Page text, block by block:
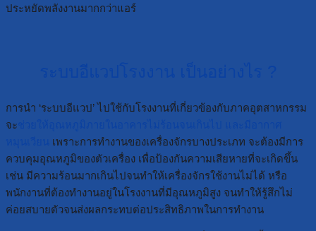
ประหยัดพลังงานมากกว่าแอร์
การนำ ‘ระบบอีแวป’ ไปใช้กับโรงงานที่เกี่ยวข้องกับภาคอุตสาหกรรม
จะ
เพราะการทำงานของเครื่องจักรบางประเภท จะต้องมีการ
ควบคุมอุณหภูมิของตัวเครื่อง เพื่อป้องกันความเสียหายที่จะเกิดขึ้น
เช่น มีความร้อนมากเกินไปจนทำให้เครื่องจักรใช้งานไม่ได้ หรือ
พนักงานที่ต้องทำงานอยู่ในโรงงานที่มีอุณหภูมิสูง จนทำให้รู้สึกไม่
ค่อยสบายตัวจนส่งผลกระทบต่อประสิทธิภาพในการทำงาน